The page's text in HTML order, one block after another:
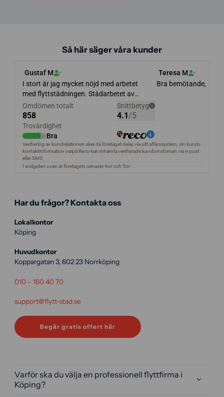
Så här säger våra kunder
Har du frågor? Kontakta oss
Lokalkontor
Köping
Huvudkontor
Koppargatan 3, 602 23 Norrköping
010 – 160 40 70
support@flytt-stad.se
Begär gratis offert här
Varför ska du välja en professionell flyttfirma i
Köping?